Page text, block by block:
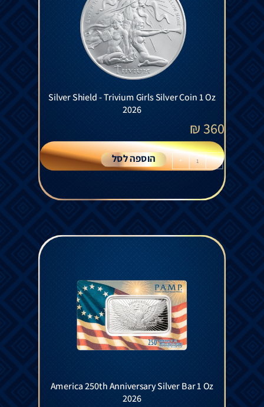
Silver Shield - Trivium Girls Silver Coin 1 Oz
2026
360
₪
-
+ הוספה לסל
America 250th Anniversary Silver Bar 1 Oz
2026